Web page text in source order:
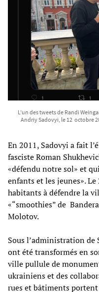
L’un des tweets de Randi
Andriy Sadovyi, le 12 octobre
En 2011, Sadovyi a fait
fasciste Roman
«défendu notre sol» et
enfants et les jeunes».
habitants à défendre la
«“smoothies” de
Molotov.
Sous l’administration de
ont été transformés en
ville pullule de
ukrainiens et des
rues et bâtiments